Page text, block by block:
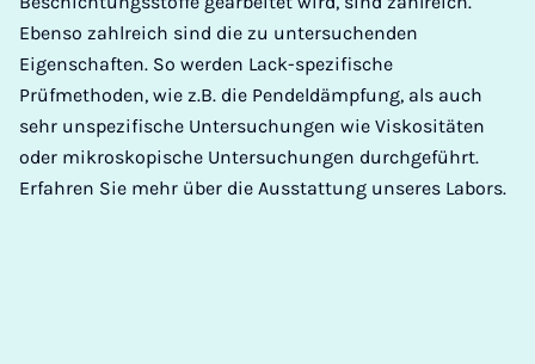
Ebenso zahlreich sind die zu untersuchenden
Eigenschaften. So werden Lack-spezifische
Prüfmethoden, wie z.B. die Pendeldämpfung, als auch
sehr unspezifische Untersuchungen wie Viskositäten
oder mikroskopische Untersuchungen durchgeführt.
Erfahren Sie mehr über die Ausstattung unseres Labors.